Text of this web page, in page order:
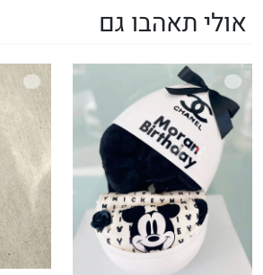
אולי תאהבו גם